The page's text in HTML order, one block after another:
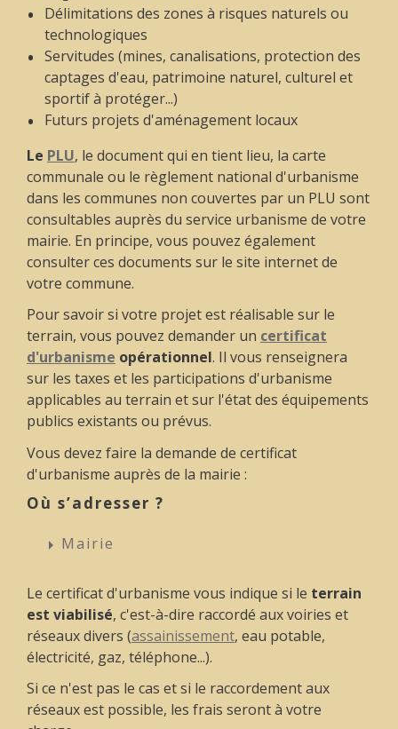
Délimitations des zones à risques naturels ou
technologiques
Servitudes (mines, canalisations, protection des
captages d'eau, patrimoine naturel, culturel et
sportif à protéger...)
Futurs projets d'aménagement locaux
Le PLU, le document qui en tient lieu, la carte
communale ou le règlement national d'urbanisme
dans les communes non couvertes par un PLU sont
consultables auprès du service urbanisme de votre
mairie. En principe, vous pouvez également
consulter ces documents sur le site internet de
votre commune.
Pour savoir si votre projet est réalisable sur le
terrain, vous pouvez demander un certificat
d'urbanisme opérationnel. Il vous renseignera
sur les taxes et les participations d'urbanisme
applicables au terrain et sur l'état des équipements
publics existants ou prévus.
Vous devez faire la demande de certificat
d'urbanisme auprès de la mairie :
Où s’adresser ?
arrow_right Mairie
Le certificat d'urbanisme vous indique si le terrain
est viabilisé, c'est-à-dire raccordé aux voiries et
réseaux divers (assainissement, eau potable,
électricité, gaz, téléphone...).
Si ce n'est pas le cas et si le raccordement aux
réseaux est possible, les frais seront à votre